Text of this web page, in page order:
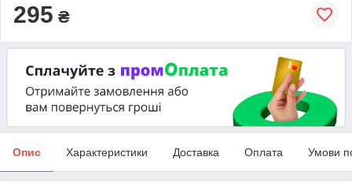
295 ₴
Опис Характеристики Доставка Оплата Умови